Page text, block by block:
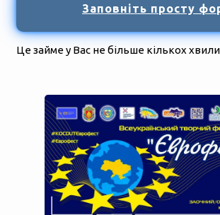
Заповніть просту
Це займе у Вас не більше кількох